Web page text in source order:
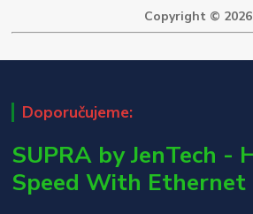
Copyright © 2026
Doporučujeme:
SUPRA by JenTech -
Speed With Ethernet